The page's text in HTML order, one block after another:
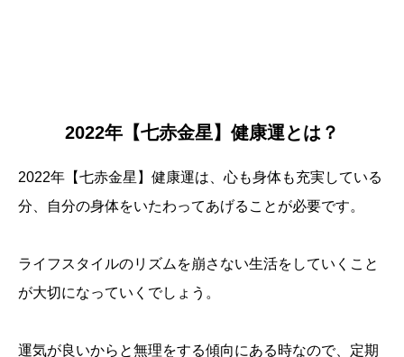
2022年【七赤金星】健康運とは？
2022年【七赤金星】健康運は、心も身体も充実している
分、自分の身体をいたわってあげることが必要です。
ライフスタイルのリズムを崩さない生活をしていくこと
が大切になっていくでしょう。
運気が良いからと無理をする傾向にある時なので、定期